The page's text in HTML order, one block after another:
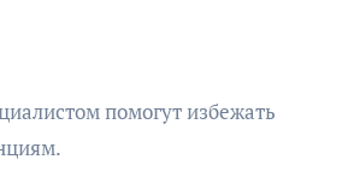
помогут избежать